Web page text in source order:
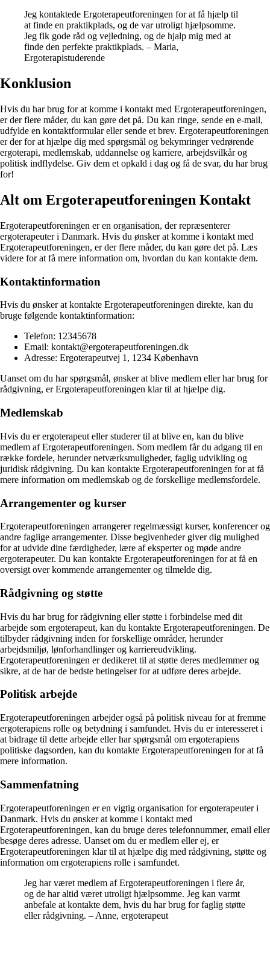
Jeg kontaktede Ergoterapeutforeningen for at få hjælp til
at finde en praktikplads, og de var utroligt hjælpsomme.
Jeg fik gode råd og vejledning, og de hjalp mig med at
finde den perfekte praktikplads. – Maria,
Ergoterapistuderende
Konklusion
Hvis du har brug for at komme i kontakt med Ergoterapeutforeningen,
er der flere måder, du kan gøre det på. Du kan ringe, sende en e-mail,
udfylde en kontaktformular eller sende et brev. Ergoterapeutforeningen
er der for at hjælpe dig med spørgsmål og bekymringer vedrørende
ergoterapi, medlemskab, uddannelse og karriere, arbejdsvilkår og
politisk indflydelse. Giv dem et opkald i dag og få de svar, du har brug
for!
Alt om Ergoterapeutforeningen Kontakt
Ergoterapeutforeningen er en organisation, der repræsenterer
ergoterapeuter i Danmark. Hvis du ønsker at komme i kontakt med
Ergoterapeutforeningen, er der flere måder, du kan gøre det på. Læs
videre for at få mere information om, hvordan du kan kontakte dem.
Kontaktinformation
Hvis du ønsker at kontakte Ergoterapeutforeningen direkte, kan du
bruge følgende kontaktinformation:
Telefon: 12345678
Email: kontakt@ergoterapeutforeningen.dk
Adresse: Ergoterapeutvej 1, 1234 København
Uanset om du har spørgsmål, ønsker at blive medlem eller har brug for
rådgivning, er Ergoterapeutforeningen klar til at hjælpe dig.
Medlemskab
Hvis du er ergoterapeut eller studerer til at blive en, kan du blive
medlem af Ergoterapeutforeningen. Som medlem får du adgang til en
række fordele, herunder netværksmuligheder, faglig udvikling og
juridisk rådgivning. Du kan kontakte Ergoterapeutforeningen for at få
mere information om medlemskab og de forskellige medlemsfordele.
Arrangementer og kurser
Ergoterapeutforeningen arrangerer regelmæssigt kurser, konferencer og
andre faglige arrangementer. Disse begivenheder giver dig mulighed
for at udvide dine færdigheder, lære af eksperter og møde andre
ergoterapeuter. Du kan kontakte Ergoterapeutforeningen for at få en
oversigt over kommende arrangementer og tilmelde dig.
Rådgivning og støtte
Hvis du har brug for rådgivning eller støtte i forbindelse med dit
arbejde som ergoterapeut, kan du kontakte Ergoterapeutforeningen. De
tilbyder rådgivning inden for forskellige områder, herunder
arbejdsmiljø, lønforhandlinger og karriereudvikling.
Ergoterapeutforeningen er dedikeret til at støtte deres medlemmer og
sikre, at de har de bedste betingelser for at udføre deres arbejde.
Politisk arbejde
Ergoterapeutforeningen arbejder også på politisk niveau for at fremme
ergoterapiens rolle og betydning i samfundet. Hvis du er interesseret i
at bidrage til dette arbejde eller har spørgsmål om ergoterapiens
politiske dagsorden, kan du kontakte Ergoterapeutforeningen for at få
mere information.
Sammenfatning
Ergoterapeutforeningen er en vigtig organisation for ergoterapeuter i
Danmark. Hvis du ønsker at komme i kontakt med
Ergoterapeutforeningen, kan du bruge deres telefonnummer, email eller
besøge deres adresse. Uanset om du er medlem eller ej, er
Ergoterapeutforeningen klar til at hjælpe dig med rådgivning, støtte og
information om ergoterapiens rolle i samfundet.
Jeg har været medlem af Ergoterapeutforeningen i flere år,
og de har altid været utroligt hjælpsomme. Jeg kan varmt
anbefale at kontakte dem, hvis du har brug for faglig støtte
eller rådgivning. – Anne, ergoterapeut